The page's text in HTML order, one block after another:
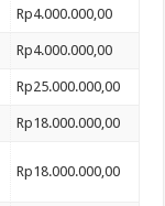
Rp4.000.000,00
Rp4.000.000,00
Rp25.000.000,00
Rp18.000.000,00
Rp18.000.000,00